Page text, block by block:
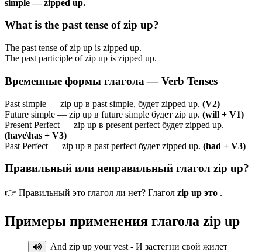
simple — zipped up.
What is the past tense of zip up?
The past tense of zip up is zipped up.
The past participle of zip up is zipped up.
Временные формы глагола — Verb Tenses
Past simple — zip up в past simple, будет zipped up. (V2)
Future simple — zip up в future simple будет zip up. (will + V1)
Present Perfect — zip up в present perfect будет zipped up.
(have\has + V3)
Past Perfect — zip up в past perfect будет zipped up. (had + V3)
Правильный или неправильный глагол zip up?
👉 Правильный это глагол ли нет? Глагол zip up это .
Примеры применения глагола zip up
And zip up your vest - И застегни свой жилет